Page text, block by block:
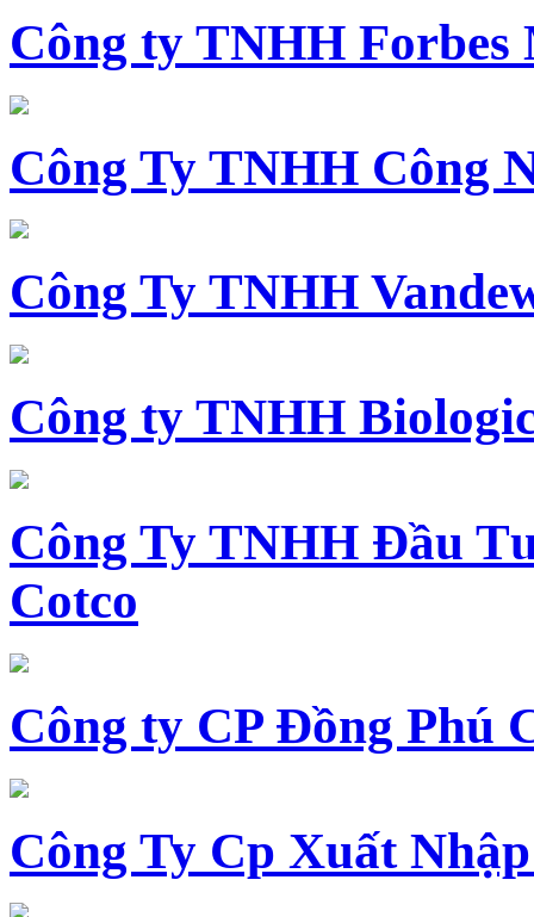
Công ty TNHH
Công Ty TNHH Công
Công Ty TNHH
Công ty TNHH
Công Ty TNHH Đầu
Cotco
Công ty CP Đồng Phú
Công Ty Cp Xuất